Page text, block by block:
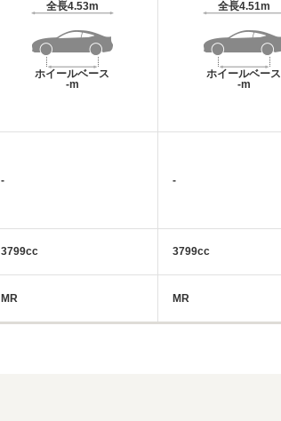
全長4.53m
ホイールベース
-m
-
3799cc
MR
全長4.51m
ホイールベース
-m
-
3799cc
MR